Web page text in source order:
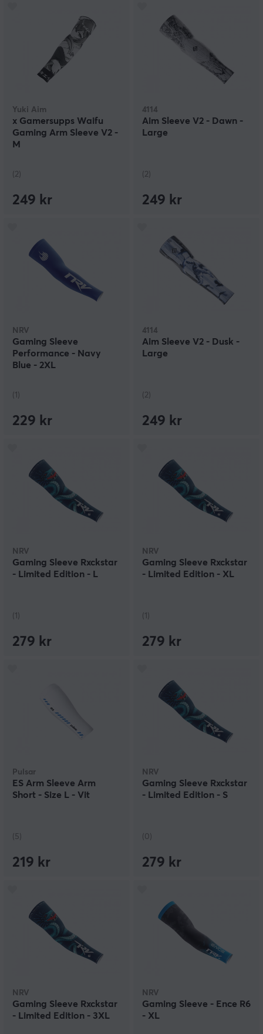
Yuki Aim
x Gamersupps Waifu
Gaming Arm Sleeve V2 -
M
(2)
249 kr
4114
Aim Sleeve V2 - Dawn -
Large
(2)
249 kr
NRV
Gaming Sleeve
Performance - Navy
Blue - 2XL
(1)
229 kr
4114
Aim Sleeve V2 - Dusk -
Large
(2)
249 kr
NRV
Gaming Sleeve Rxckstar
- Limited Edition - L
(1)
279 kr
NRV
Gaming Sleeve Rxckstar
- Limited Edition - XL
(1)
279 kr
Pulsar
ES Arm Sleeve Arm
Short - Size L - Vit
(5)
219 kr
NRV
Gaming Sleeve Rxckstar
- Limited Edition - S
(0)
279 kr
NRV
Gaming Sleeve Rxckstar
- Limited Edition - 3XL
NRV
Gaming Sleeve - Ence R6
- XL